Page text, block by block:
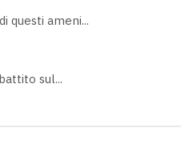
questi ameni...
sul...